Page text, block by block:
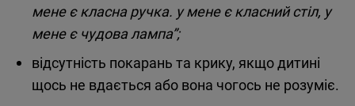
мене є класна ручка. у мене є класний стіл, у
мене є чудова лампа”;
відсутність покарань та крику, якщо дитині
щось не вдається або вона чогось не розуміє.